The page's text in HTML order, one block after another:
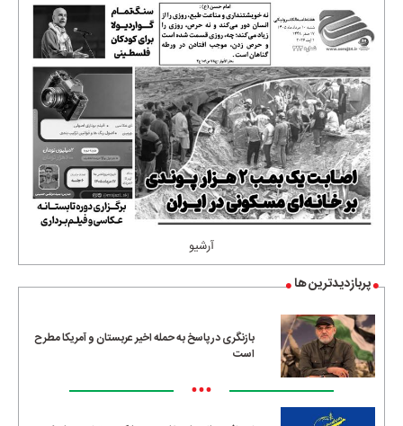
آرشیو
پربازدیدترین ها
بازنگری در پاسخ به حمله اخیر عربستان و آمریکا مطرح
است
•••